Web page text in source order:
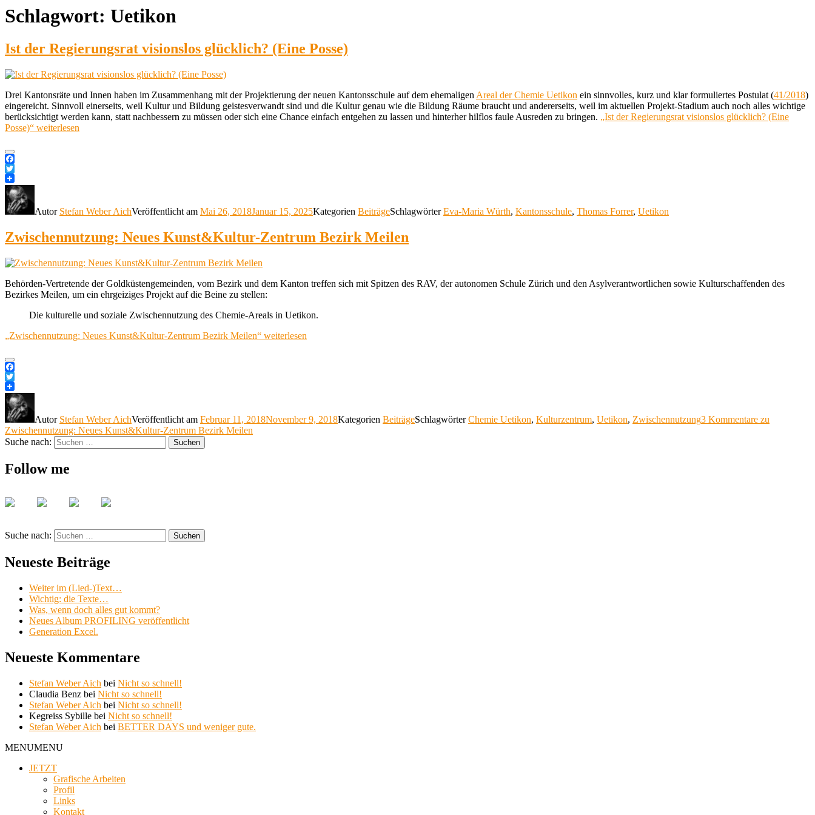
Schlagwort: Uetikon
Ist der Regierungsrat visionslos glücklich? (Eine Posse)
Drei Kantonsräte und Innen haben im Zusammenhang mit der Projektierung der neuen Kantonsschule auf dem ehemaligen Areal der Chemie Uetikon ein sinnvolles, kurz und klar formuliertes Postulat (41/2018)
eingereicht. Sinnvoll einerseits, weil Kultur und Bildung geistesverwandt sind und die Kultur genau wie die Bildung Räume braucht und andererseits, weil im aktuellen Projekt-Stadium auch noch alles wichtige
berücksichtigt werden kann, statt nachbessern zu müssen oder sich eine Chance einfach entgehen zu lassen und hinterher hilflos faule Ausreden zu bringen. „Ist der Regierungsrat visionslos glücklich? (Eine
Posse)“ weiterlesen
Facebook
Twitter
Autor Stefan Weber AichVeröffentlicht am Mai 26, 2018Januar 15, 2025Kategorien BeiträgeSchlagwörterEva-Maria Würth, Kantonsschule, Thomas Forrer, Uetikon
Zwischennutzung: Neues Kunst&Kultur-Zentrum Bezirk Meilen
Behörden-Vertretende der Goldküstengemeinden, vom Bezirk und dem Kanton treffen sich mit Spitzen des RAV, der autonomen Schule Zürich und den Asylverantwortlichen sowie Kulturschaffenden des
Bezirkes Meilen, um ein ehrgeiziges Projekt auf die Beine zu stellen:
Die kulturelle und soziale Zwischennutzung des Chemie-Areals in Uetikon.
„Zwischennutzung: Neues Kunst&Kultur-Zentrum Bezirk Meilen“ weiterlesen
Facebook
Twitter
Autor Stefan Weber AichVeröffentlicht am Februar 11, 2018November 9, 2018Kategorien BeiträgeSchlagwörterChemie Uetikon, Kulturzentrum, Uetikon, Zwischennutzung3 Kommentare zu
Zwischennutzung: Neues Kunst&Kultur-Zentrum Bezirk Meilen
Suche nach:
Suchen
Follow me
Suche nach: Suchen
Neueste Beiträge
Weiter im (Lied-)Text…
Wichtig: die Texte…
Was, wenn doch alles gut kommt?
Neues Album PROFILING veröffentlicht
Generation Excel.
Neueste Kommentare
Stefan Weber Aich bei Nicht so schnell!
Claudia Benz bei Nicht so schnell!
Stefan Weber Aich bei Nicht so schnell!
Kegreiss Sybille bei Nicht so schnell!
Stefan Weber Aich bei BETTER DAYS und weniger gute.
MENUMENU
JETZT
Grafische Arbeiten
Profil
Links
Kontakt